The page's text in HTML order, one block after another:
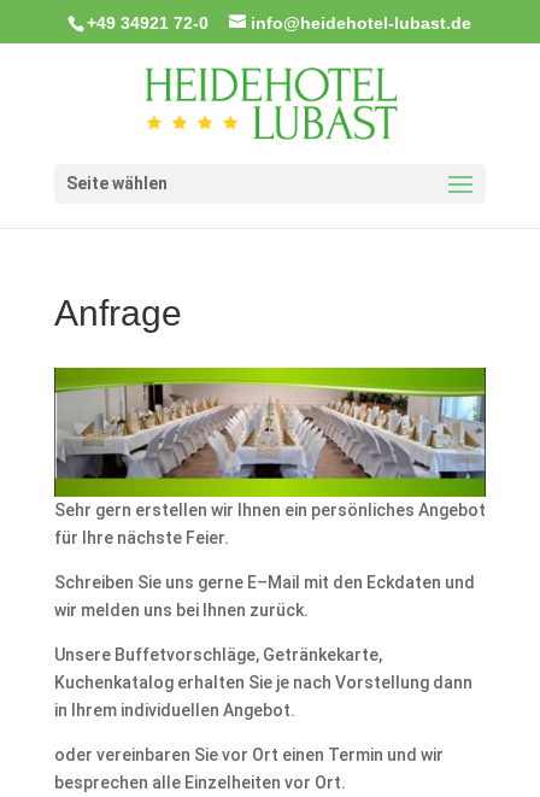
+49 34921 72-0 info@heidehotel-lubast.de
Seite wählen
Anfrage
Sehr gern erstellen wir Ihnen ein persönliches Angebot
für Ihre nächste Feier.
Schreiben Sie uns gerne E–Mail mit den Eckdaten und
wir melden uns bei Ihnen zurück.
Unsere Buffetvorschläge, Getränkekarte,
Kuchenkatalog erhalten Sie je nach Vorstellung dann
in Ihrem individuellen Angebot.
oder vereinbaren Sie vor Ort einen Termin und wir
besprechen alle Einzelheiten vor Ort.